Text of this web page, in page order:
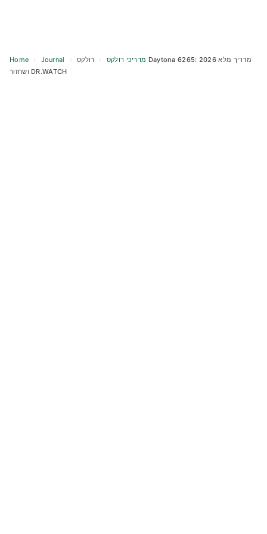
Home › Journal › מדריכי רולקס ›
רולקס Daytona 6265: מדריך מלא 2026
ושחזור DR.WATCH